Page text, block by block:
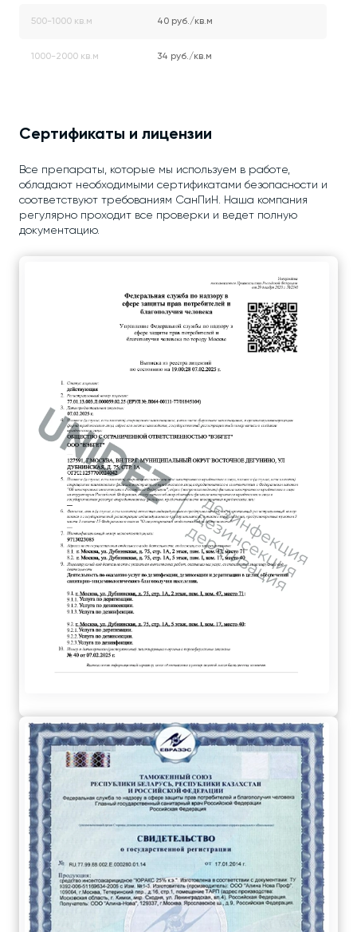
500-1000 кв.м 40 руб./кв.м
1000-2000 кв.м 34 руб./кв.м
Сертификаты и лицензии
Все препараты, которые мы используем в работе,
обладают необходимыми сертификатами безопасности и
соответствуют требованиям СанПиН. Наша компания
регулярно проходит все проверки и ведет полную
документацию.